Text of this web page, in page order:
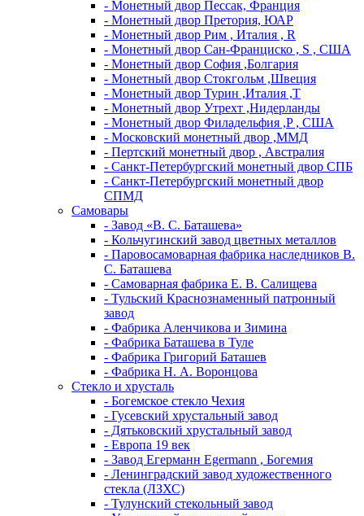
- Монетный двор Пессак, Франция
- Монетный двор Претория, ЮАР
- Монетный двор Рим , Италия , R
- Монетный двор Сан-Франциско , S , США
- Монетный двор София ,Болгария
- Монетный двор Стокгольм ,Швеция
- Монетный двор Турин ,Италия ,T
- Монетный двор Утрехт ,Нидерланды
- Монетный двор Филадельфия ,P , США
- Московский монетный двор ,ММД
- Пертский монетный двор , Австралия
- Санкт-Петербургский монетный двор СПБ
- Санкт-Петербургский монетный двор
СПМД
Самовары
- Завод «В. С. Баташева»
- Кольчугинский завод цветных металлов
- Паровосамоварная фабрика наследников В.
С. Баташева
- Самоварная фабрика Е. В. Салищева
- Тульский Краснознаменный патронный
завод
- Фабрика Аленчикова и Зимина
- Фабрика Баташева в Туле
- Фабрика Григорий Баташев
- Фабрика Н. А. Воронцова
Стекло и хрусталь
- Богемское стекло Чехия
- Гусевский хрустальный завод
- Дятьковский хрустальный завод
- Европа 19 век
- Завод Егерманн Egermann , Богемия
- Ленинградский завод художественного
стекла (ЛЗХС)
- Тулунский стекольный завод